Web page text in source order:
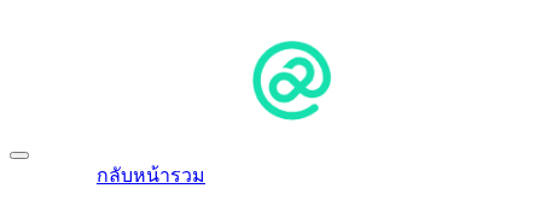
กลับหน้ารวม